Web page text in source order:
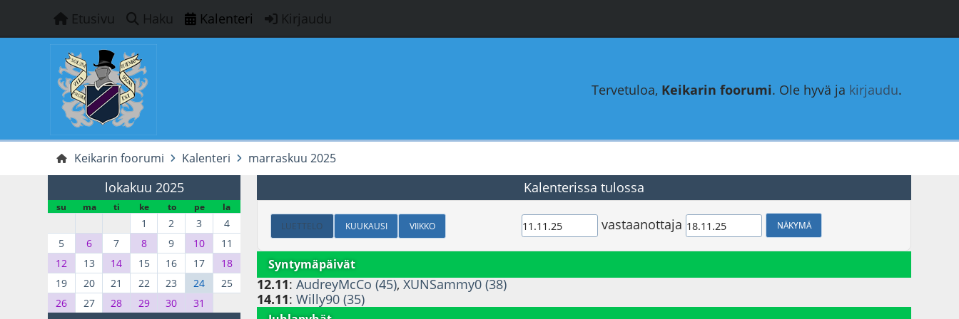
Etusivu Haku Kalenteri Kirjaudu
Tervetuloa, Keikarin foorumi. Ole hyvä ja kirjaudu.
Keikarin foorumi Kalenteri marraskuu 2025
lokakuu 2025
su ma ti ke to pe la
1 2 3
4
5
6 7 8 9 10
11
12
13 14 15 16 17
18
19
20 21 22 23 24
25
26
27 28 29 30 31
Kalenterissa tulossa
LUETTELO KUUKAUSI VIIKKO vastaanottaja
Syntymäpäivät
12.11: AudreyMcCo (45), XUNSammy0 (38)
14.11: Willy90 (35)